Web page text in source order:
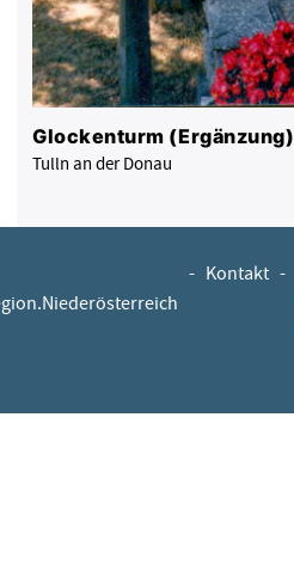
Glockenturm (Ergänzung)
Tulln an der Donau
- Kontakt -